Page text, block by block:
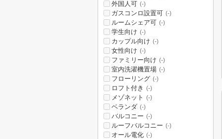
外国人可 (-)
ガスコンロ設置可 (-)
ルームシェア可 (-)
学生向け (-)
カップル向け (-)
女性向け (-)
ファミリー向け (-)
室内洗濯機置場 (-)
フローリング (-)
ロフト付き (-)
メゾネット (-)
ベランダ (-)
バルコニー (-)
ルーフバルコニー (-)
オール電化 (-)